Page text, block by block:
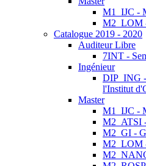
M1_IJC -
M2_LOM
Catalogue 2019 - 2020
Auditeur Libre
7INT -
Ingénieur
DIP_ING
l'Institut
Master
M1_IJC -
M2_ATSI
M2_GI -
M2_LOM